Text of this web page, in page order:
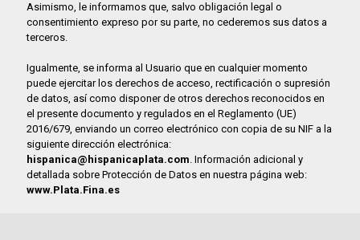
Asimismo, le informamos que, salvo obligación legal o
consentimiento expreso por su parte, no cederemos sus datos a
terceros.
Igualmente, se informa al Usuario que en cualquier momento
puede ejercitar los derechos de acceso, rectificación o supresión
de datos, así como disponer de otros derechos reconocidos en
el presente documento y regulados en el Reglamento (UE)
2016/679, enviando un correo electrónico con copia de su NIF a la
siguiente dirección electrónica:
hispanica@hispanicaplata.com. Información adicional y
detallada sobre Protección de Datos en nuestra página web:
www.Plata.Fina.es